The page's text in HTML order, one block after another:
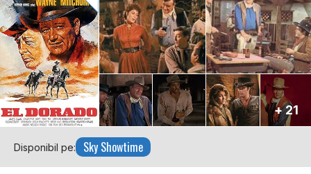
+ 21
Disponibil pe: Sky Showtime